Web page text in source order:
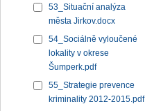
53_Situační analýza
města Jirkov.docx
54_Sociálně vyloučené
lokality v okrese
Šumperk.pdf
55_Strategie prevence
kriminality 2012-2015.pdf